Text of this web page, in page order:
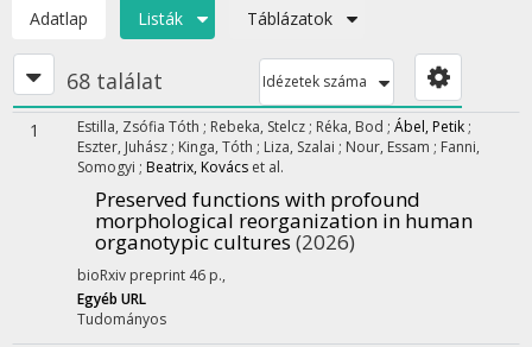
Adatlap Listák Táblázatok
68 találat Idézetek száma
1 Estilla, Zsófia Tóth ; Rebeka, Stelcz ; Réka, Bod ; Ábel, Petik ;
Eszter, Juhász ; Kinga, Tóth ; Liza, Szalai ; Nour, Essam ; Fanni,
Somogyi ; Beatrix, Kovács et al.
Preserved functions with profound
morphological reorganization in human
organotypic cultures (2026)
bioRxiv preprint 46 p.,
Egyéb URL
Tudományos